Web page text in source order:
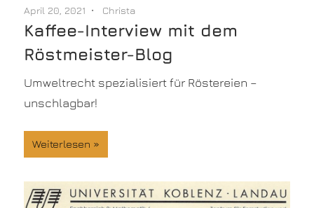
April 20, 2021 Christa
Kaffee-Interview mit dem
Röstmeister-Blog
Umweltrecht spezialisiert für Röstereien –
unschlagbar!
Weiterlesen